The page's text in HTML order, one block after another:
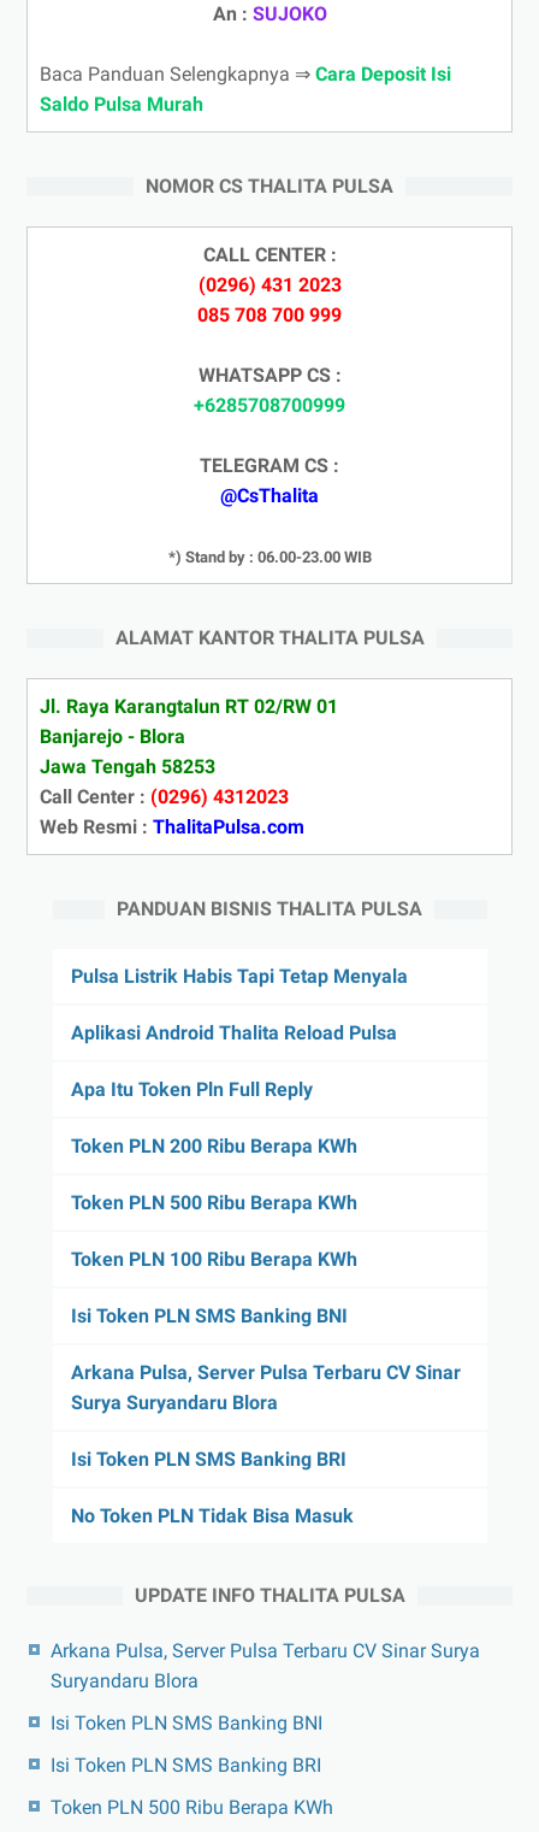
An : SUJOKO
Baca Panduan Selengkapnya ⇒ Cara Deposit Isi
Saldo Pulsa Murah
NOMOR CS THALITA PULSA
CALL CENTER :
(0296) 431 2023
085 708 700 999
WHATSAPP CS :
+6285708700999
TELEGRAM CS :
@CsThalita
*) Stand by : 06.00-23.00 WIB
ALAMAT KANTOR THALITA PULSA
Jl. Raya Karangtalun RT 02/RW 01
Banjarejo - Blora
Jawa Tengah 58253
Call Center : (0296) 4312023
Web Resmi : ThalitaPulsa.com
PANDUAN BISNIS THALITA PULSA
Pulsa Listrik Habis Tapi Tetap Menyala
Aplikasi Android Thalita Reload Pulsa
Apa Itu Token Pln Full Reply
Token PLN 200 Ribu Berapa KWh
Token PLN 500 Ribu Berapa KWh
Token PLN 100 Ribu Berapa KWh
Isi Token PLN SMS Banking BNI
Arkana Pulsa, Server Pulsa Terbaru CV Sinar
Surya Suryandaru Blora
Isi Token PLN SMS Banking BRI
No Token PLN Tidak Bisa Masuk
UPDATE INFO THALITA PULSA
Arkana Pulsa, Server Pulsa Terbaru CV Sinar Surya
Suryandaru Blora
Isi Token PLN SMS Banking BNI
Isi Token PLN SMS Banking BRI
Token PLN 500 Ribu Berapa KWh